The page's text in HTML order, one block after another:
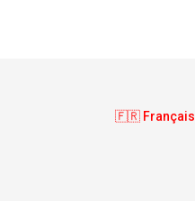
🇫🇷 Français